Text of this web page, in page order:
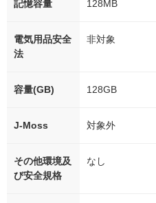
記憶容量 128MB
電気用品安全
法
非対象
容量(GB) 128GB
J-Moss 対象外
その他環境及
び安全規格
なし